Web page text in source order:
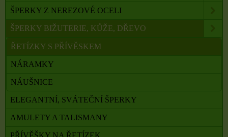
ŠPERKY Z NEREZOVÉ OCELI
ŠPERKY BIŽUTERIE, KŮŽE, DŘEVO
ŘETÍZKY S PŘÍVĚSKEM
NÁRAMKY
NÁUŠNICE
ELEGANTNÍ, SVÁTEČNÍ ŠPERKY
AMULETY A TALISMANY